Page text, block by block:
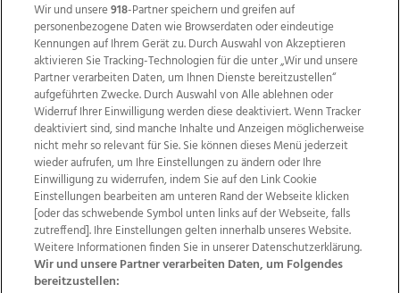
Wir über uns Mediadaten Kontakt
Jobs
Datenschutz
Impressum
AGB Anzeigekunden
AGB Website
Ehrenkodex Politische Werbung
Wir und unsere918-Partner speichern und greifen auf
personenbezogene Daten wie Browserdaten oder eindeutige
Kennungen auf Ihrem Gerät zu. Durch Auswahl von Akzeptieren
aktivieren Sie Tracking-Technologien für die unter „Wir und unsere
Partner verarbeiten Daten, um Ihnen Dienste bereitzustellen“
aufgeführten Zwecke. Durch Auswahl von Alle ablehnen oder
Widerruf Ihrer Einwilligung werden diese deaktiviert. Wenn Tracker
deaktiviert sind, sind manche Inhalte und Anzeigen möglicherweise
nicht mehr so relevant für Sie. Sie können dieses Menü jederzeit
wieder aufrufen, um Ihre Einstellungen zu ändern oder Ihre
Einwilligung zu widerrufen, indem Sie auf den Link Cookie
Einstellungen bearbeiten am unteren Rand der Webseite klicken
[oder das schwebende Symbol unten links auf der Webseite, falls
zutreffend]. Ihre Einstellungen gelten innerhalb unseres Website.
Weitere Informationen finden Sie in unserer Datenschutzerklärung.
Wir und unsere Partner verarbeiten Daten, um Folgendes
bereitzustellen: